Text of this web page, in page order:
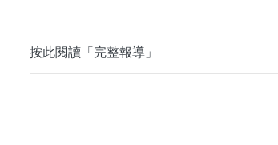
按此閱讀「完整報導」